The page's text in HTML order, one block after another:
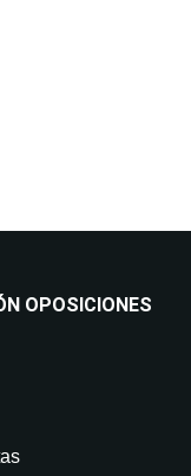
OPOSICIONES